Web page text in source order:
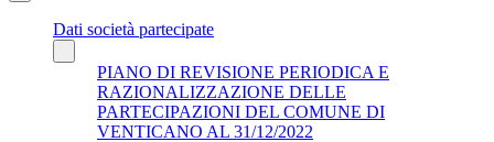
Dati società partecipate
PIANO DI REVISIONE PERIODICA E
RAZIONALIZZAZIONE DELLE
PARTECIPAZIONI DEL COMUNE DI
VENTICANO AL 31/12/2022